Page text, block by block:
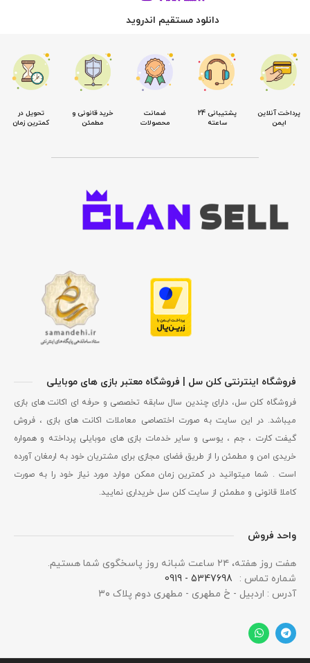
دانلود مستقیم اندروید
پرداخت آنلاین
ایمن
پشتیبانی 24
ساعته
ضمانت
محصولات
خرید قانونی و
مطمئن
تحویل در
کمترین زمان
فروشگاه اینترنتی کلن سل | فروشگاه معتبر بازی های موبایلی
فروشگاه کلن سل، دارای چندین سال سابقه تخصصی و حرفه ای اکانت های بازی
میباشد. در این سایت به صورت اختصاصی معاملات اکانت های بازی ، فروش
گیفت کارت ، جم ، یوسی و سایر خدمات بازی های موبایلی پرداخته و همواره
خریدی امن و مطمئن را از طریق فضای مجازی برای مشتریان خود به ارمغان آورده
است . شما میتوانید در کمترین زمان ممکن موارد مورد نیاز خود را به صورت
کاملا قانونی و مطمئن از سایت کلن سل خریداری نمایید.
واحد فروش
هفت روز هفته، ۲۴ ساعت شبانه‌ روز پاسخگوی شما هستیم.
شماره تماس :
5347698 - 0919
آدرس : اردبیل - خ مطهری - مطهری دوم پلاک ۳۰